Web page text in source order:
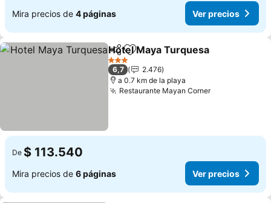
Mira precios de 4 páginas Ver precios
CompartirAgregar a favoritos
Hotel Maya Turquesa
3 Estrellas
6,7
2.476
a 0.7 km de la playa
Restaurante Mayan CornerVer precios
De $ 113.540
Mira precios de 6 páginas Ver precios